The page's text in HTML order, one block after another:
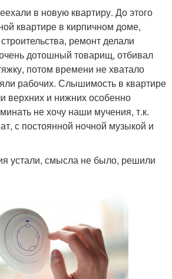
в новую квартиру. До этого
квартире в кирпичном доме,
ремонт делали
дотошный товарищ, отбивал
потом времени не хватало
рабочих. Слышимость в квартире
верхних и нижних особенно
не хочу наши мучения, т.к.
с постоянной ночной музыкой и
устали, смысла не было, решили